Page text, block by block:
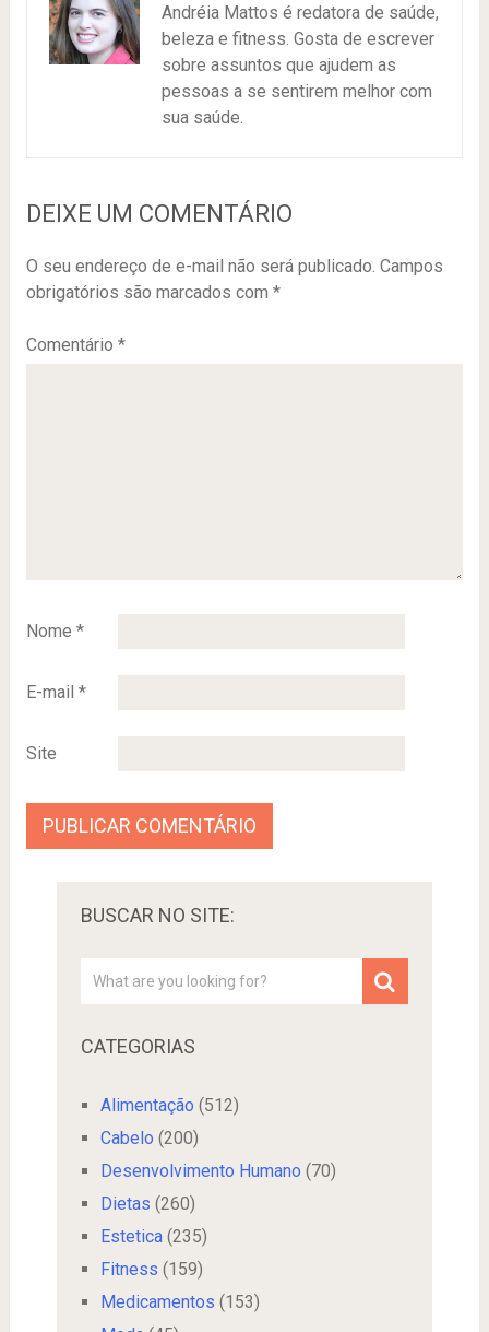
Andréia Mattos é redatora de saúde,
beleza e fitness. Gosta de escrever
sobre assuntos que ajudem as
pessoas a se sentirem melhor com
sua saúde.
DEIXE UM COMENTÁRIO
O seu endereço de e-mail não será publicado. Campos
obrigatórios são marcados com *
Comentário *
Nome *
E-mail *
Site
BUSCAR NO SITE:
CATEGORIAS
Alimentação (512)
Cabelo (200)
Desenvolvimento Humano (70)
Dietas (260)
Estetica(235)
Fitness (159)
Medicamentos (153)